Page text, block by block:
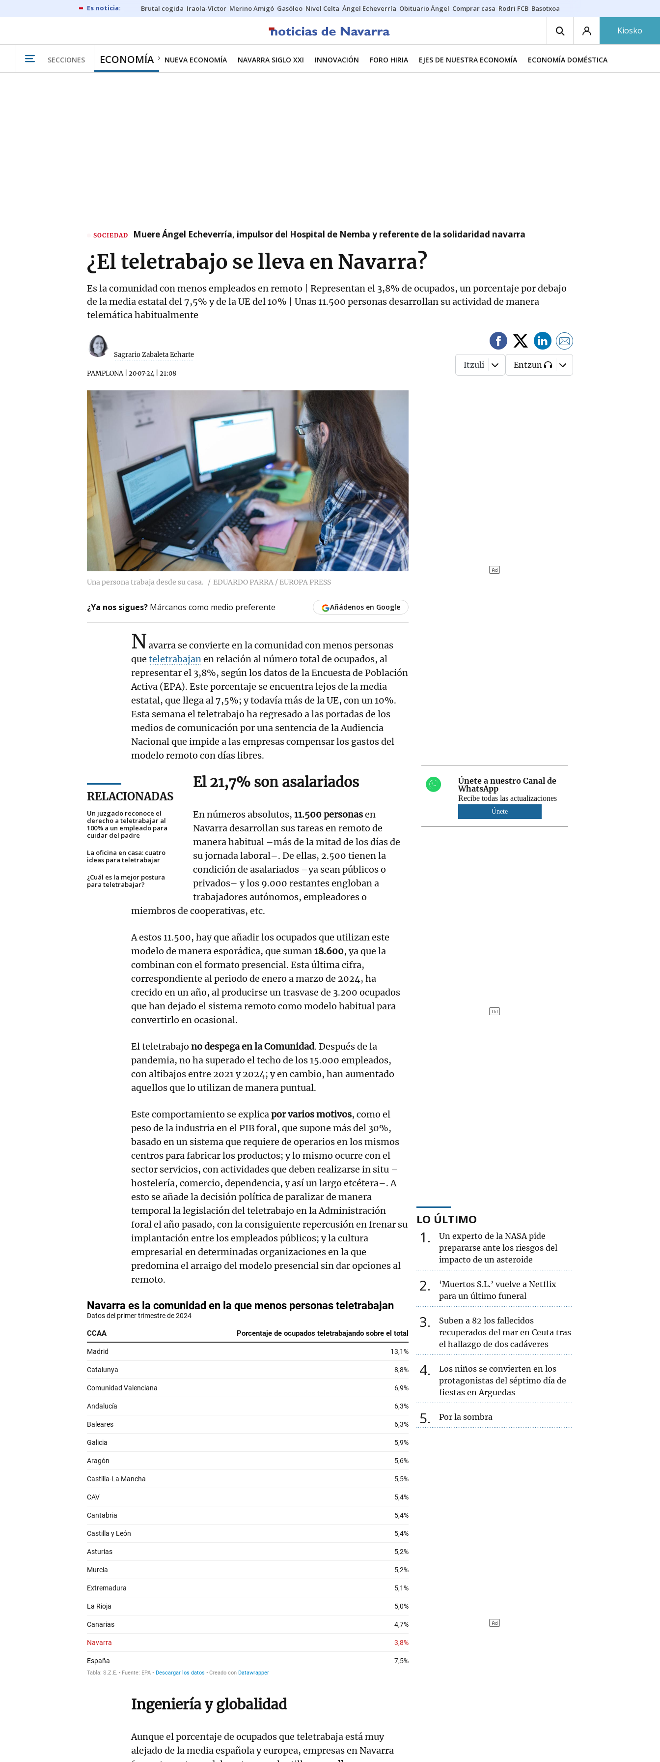
Brutal cogida Iraola-Víctor Merino Amigó Gasóleo Nivel Celta Ángel Echeverría Obituario Ángel Comprar casa Rodri FCB Basotxoa
Kiosko
SECCIONES ECONOMÍA NUEVA ECONOMÍA NAVARRA SIGLO XXI INNOVACIÓN FORO HIRIA EJES DE NUESTRA ECONOMÍA ECONOMÍA DOMÉSTICA
SOCIEDAD Muere Ángel Echeverría, impulsor del Hospital de Nemba y referente de la solidaridad navarra
¿El teletrabajo se lleva en Navarra?
Es la comunidad con menos empleados en remoto | Representan el 3,8% de ocupados, un porcentaje por debajo
de la media estatal del 7,5% y de la UE del 10% | Unas 11.500 personas desarrollan su actividad de manera
telemática habitualmente
Sagrario Zabaleta Echarte
PAMPLONA| 20·07·24 21:08
Itzuli Entzun
Una persona trabaja desde su casa. EDUARDO PARRA / EUROPA PRESS
¿Ya nos sigues? Márcanos como medio preferente Añádenos en Google
Navarra se convierte en la comunidad con menos personas
que teletrabajanen relación al número total de ocupados, al
representar el 3,8%, según los datos de la Encuesta de Población
Activa (EPA). Este porcentaje se encuentra lejos de la media
estatal, que llega al 7,5%; y todavía más de la UE, con un 10%.
Esta semana el teletrabajo ha regresado a las portadas de los
medios de comunicación por una sentencia de la Audiencia
Nacional que impide a las empresas compensar los gastos del
modelo remoto con días libres.
RELACIONADAS
Un juzgado reconoce el
derecho a teletrabajar al
100% a un empleado para
cuidar del padre
La oficina en casa: cuatro
ideas para teletrabajar
¿Cuál es la mejor postura
para teletrabajar?
El 21,7% son asalariados
En números absolutos,11.500 personasen
Navarra desarrollan sus tareas en remoto de
manera habitual –más de la mitad de los días de
su jornada laboral–. De ellas, 2.500 tienen la
condición de asalariados –ya sean públicos o
privados– y los 9.000 restantes engloban a
trabajadores autónomos, empleadores o
miembros de cooperativas, etc.
A estos 11.500, hay que añadir los ocupados que utilizan este
modelo de manera esporádica, que suman18.600, ya que la
combinan con el formato presencial. Esta última cifra,
correspondiente al periodo de enero a marzo de 2024, ha
crecido en un año, al producirse un trasvase de 3.200 ocupados
que han dejado el sistema remoto como modelo habitual para
convertirlo en ocasional.
El teletrabajo no despega en la Comunidad. Después de la
pandemia, no ha superado el techo de los 15.000 empleados,
con altibajos entre 2021 y 2024; y en cambio, han aumentado
aquellos que lo utilizan de manera puntual.
Este comportamiento se explicapor varios motivos, como el
peso de la industria en el PIB foral, que supone más del 30%,
basado en un sistema que requiere de operarios en los mismos
centros para fabricar los productos; y lo mismo ocurre con el
sector servicios, con actividades que deben realizarse in situ –
hostelería, comercio, dependencia, y así un largo etcétera–. A
esto se añade la decisión política de paralizar de manera
temporal la legislación del teletrabajo en la Administración
foral el año pasado, con la consiguiente repercusión en frenar su
implantación entre los empleados públicos; y la cultura
empresarial en determinadas organizaciones en la que
predomina el arraigo del modelo presencial sin dar opciones al
remoto.
Ingeniería y globalidad
Aunque el porcentaje de ocupados que teletrabaja está muy
alejado de la media española y europea, empresas en Navarra
Únete a nuestro Canal de
WhatsApp
Recibe todas las actualizaciones
Únete
LO ÚLTIMO
1
Un experto de la NASA pide
prepararse ante los riesgos del
impacto de un asteroide
2
‘Muertos S.L.’ vuelve a Netflix
para un último funeral
3
Suben a 82 los fallecidos
recuperados del mar en Ceuta tras
el hallazgo de dos cadáveres
4
Los niños se convierten en los
protagonistas del séptimo día de
fiestas en Arguedas
5 Por la sombra